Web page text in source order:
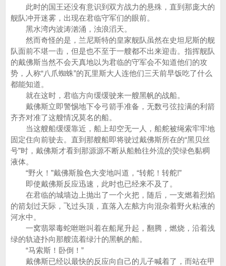
此时的国王还没有意识到双方战力的悬殊，直到那庞大的
舰队冲开迷雾，出现在君临守军们的眼前。
黑水湾内波涛汹涌，浊浪滔天。
然而奇怪的是，兰尼斯特的皇家舰队虽然在史坦尼斯的舰
队面前不堪一击，但是也不至于一艘都不出来迎击。指挥舰队
的戴佛斯当然不会天真地以为君临的守军会不知道他们的攻
势，人称“八爪蜘蛛”的瓦里斯大人连他们三天前早饭吃了什么
都能知道。
就在这时，君临方向缓缓驶来一艘黑帆的战船。
戴佛斯立即警惕地下令弓箭手准备，无数弓弦拉满的利箭
齐齐对准了这艘情况莫名的船。
当这艘船缓缓靠近，船上却空无一人，船舵被绳索牢牢地
固定住向前驶去。直到那艘船即将驶过戴佛斯所在的“黑贝丝
号”时，戴佛斯才看到那源源不断从船舱往外流的荧绿色黏稠
液体。
“野火！”戴佛斯脸色大变地叫道，“转舵！转舵!”
即使戴佛斯反应迅速，此时也已经来不及了。
在君临的城墙边上抛出了一个火把，随后，一支燃着烈焰
的箭划过天际，飞过头顶，直落入左舷方向混杂着野火粘液的
河水中。
一窝翡翠毒蛇咝咝叫着在船尾升起，翻腾，燃烧，沿着浅
绿的轨迹扑向那艘流着绿汁的黑帆的船。
“马索斯！卧倒！”
戴佛斯已经以最快的反应向自己的儿子喊着了，而站在甲